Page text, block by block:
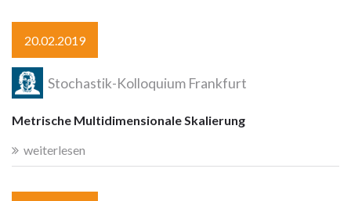
20.02.2019
Stochastik-Kolloquium Frankfurt
Metrische Multidimensionale Skalierung
weiterlesen